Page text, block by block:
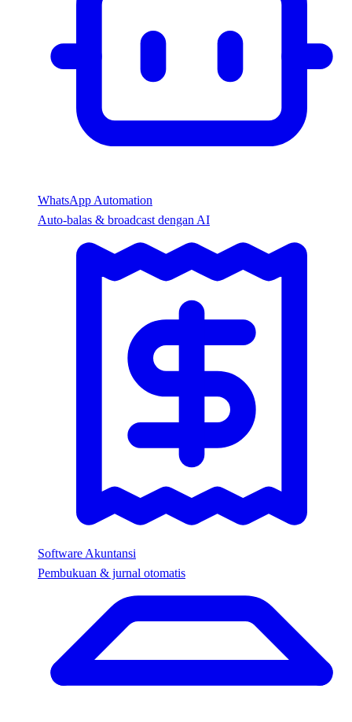
WhatsApp Automation
Auto-balas & broadcast dengan AI
Software Akuntansi
Pembukuan & jurnal otomatis